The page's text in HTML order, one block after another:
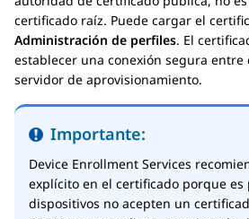
certificado raíz. Puede cargar el
Administración de perfiles. El
establecer una conexión segura entre
servidor de aprovisionamiento.
Importante:
Device Enrollment Services
explícito en el certificado porque
dispositivos no acepten un